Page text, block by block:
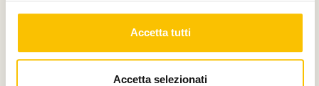
Accetta tutti
Accetta selezionati